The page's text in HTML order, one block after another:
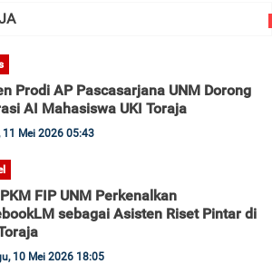
Prodi AP Pascasarjana UNM Dorong
AI Mahasiswa UKI Toraja
11 Mei 2026 05:43
FIP UNM Perkenalkan
sebagai Asisten Riset Pintar di
10 Mei 2026 18:05